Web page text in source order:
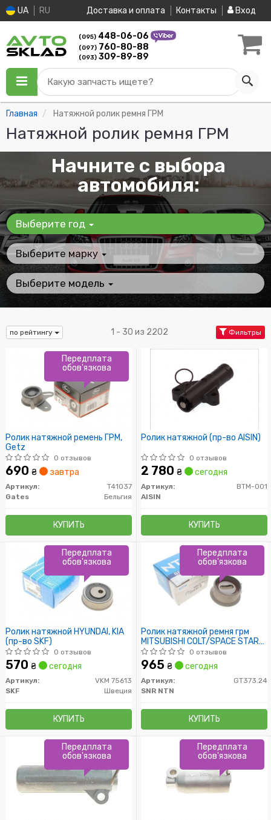
UA RU Доставка и оплата Контакты Вход
(095) 448-06-06
(097) 760-80-88
(093) 309-89-89
Какую запчасть ищете?
Главная Натяжной ролик ремня ГРМ
Натяжной ролик ремня ГРМ
Начните с выбора
автомобиля:
Выберите год
Выберите марку
Выберите модель
по рейтингу 1 - 30 из 2202 Фильтры
Ролик натяжной ремень ГРМ,
Getz
0 отзывов
690 ₴ завтра
Артикул:
T41037
Gates
Бельгия
КУПИТЬ
Передплата
обов'язкова
Ролик натяжной (пр-во AISIN)
0 отзывов
2 780 ₴ сегодня
Артикул:
BTM-001
AISIN
КУПИТЬ
Ролик натяжной HYUNDAI, KIA
(пр-во SKF)
0 отзывов
570 ₴ сегодня
Артикул:
VKM 75613
SKF
Швеция
КУПИТЬ
Передплата
обов'язкова
Ролик натяжной ремня грм
MITSUBISHI COLT/SPACE STAR
1.3 16v 98-
0 отзывов
965 ₴ сегодня
Артикул:
GT373.24
SNR NTN
КУПИТЬ
Передплата
обов'язкова
Передплата
обов'язкова
Передплата
обов'язкова